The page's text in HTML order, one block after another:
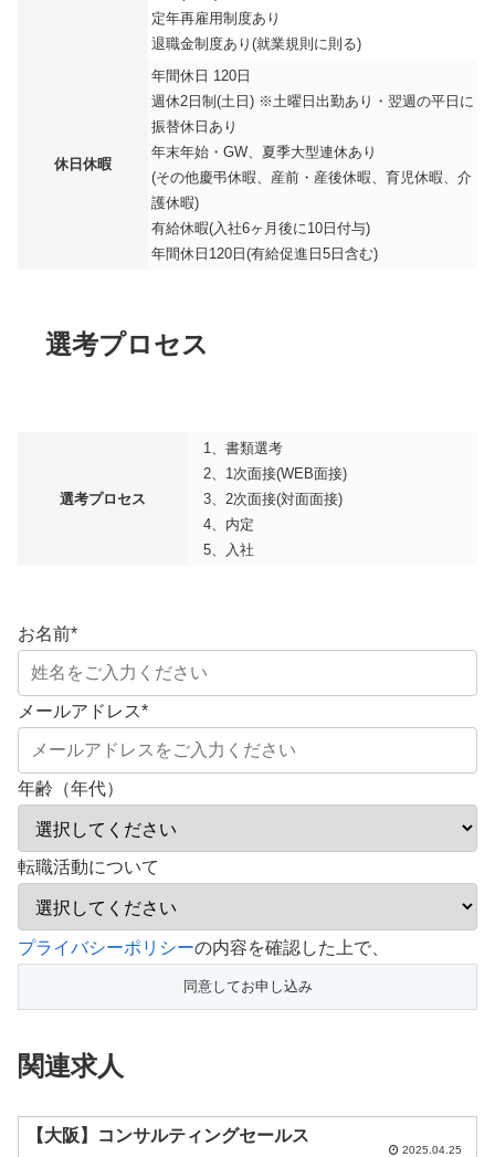
定年再雇用制度あり
退職金制度あり(就業規則に則る)
休日休暇
年間休日 120日
週休2日制(土日) ※土曜日出勤あり・翌週の平日に
振替休日あり
年末年始・GW、夏季大型連休あり
(その他慶弔休暇、産前・産後休暇、育児休暇、介
護休暇)
有給休暇(入社6ヶ月後に10日付与)
年間休日120日(有給促進日5日含む)
選考プロセス
選考プロセス
1、書類選考
2、1次面接(WEB面接)
3、2次面接(対面面接)
4、内定
5、入社
お名前*
メールアドレス*
年齢（年代）
転職活動について
こ
フ
ー
プライバシーポリシーの内容を確認した上で、
関連求人
【大阪】コンサルティングセールス
2025.04.25